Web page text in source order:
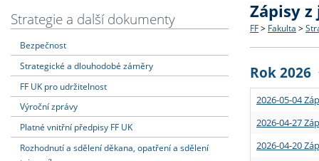
Dozvědět se více
Struktura
Strategie
Podpora
Podat přihlášku
Co
Učitelské
Dozvědět se více
Rigorózní
Dozvědět se více
O vědě a
Granty a
Dozvědět se více
Aktuální
Strategie a další dokumenty
Bezpečnost
Strategické a dlouhodobé záměry
FF UK pro udržitelnost
Výroční zprávy
Platné vnitřní předpisy FF UK
Rozhodnutí a sdělení děkana, opatření a sdělení
Zápisy
FF > Fakulta >
Rok 2026
2026-05-04
2026-04-27
2026-04-20